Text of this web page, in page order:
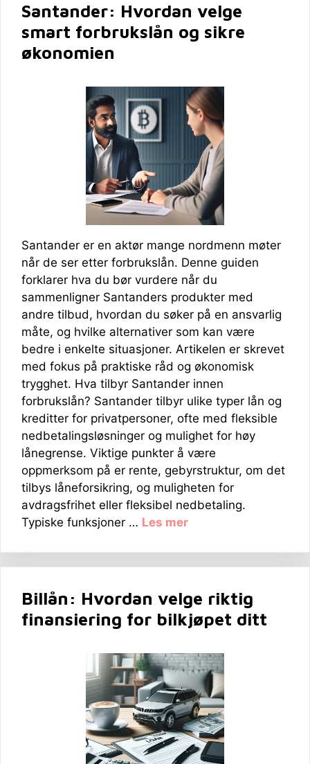
Santander: Hvordan velge
smart forbrukslån og sikre
økonomien
Santander er en aktør mange nordmenn møter
når de ser etter forbrukslån. Denne guiden
forklarer hva du bør vurdere når du
sammenligner Santanders produkter med
andre tilbud, hvordan du søker på en ansvarlig
måte, og hvilke alternativer som kan være
bedre i enkelte situasjoner. Artikelen er skrevet
med fokus på praktiske råd og økonomisk
trygghet. Hva tilbyr Santander innen
forbrukslån? Santander tilbyr ulike typer lån og
kreditter for privatpersoner, ofte med fleksible
nedbetalingsløsninger og mulighet for høy
lånegrense. Viktige punkter å være
oppmerksom på er rente, gebyrstruktur, om det
tilbys låneforsikring, og muligheten for
avdragsfrihet eller fleksibel nedbetaling.
Typiske funksjoner … Les mer
Billån: Hvordan velge riktig
finansiering for bilkjøpet ditt